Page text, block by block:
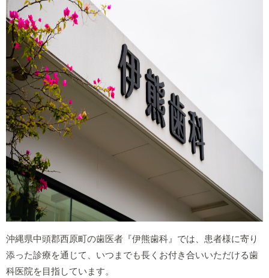
沖縄県中頭郡西原町の歯医者『伊熊歯科』では、患者様に寄り
添った診療を通じて、いつまでも長くお付き合いいただける歯
科医院を目指しています。